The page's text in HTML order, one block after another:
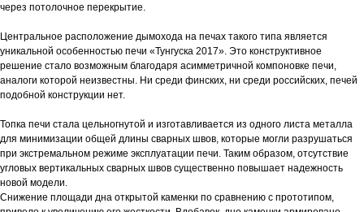
через потолочное перекрытие.
Центральное расположение дымохода на печах такого типа является
уникальной особенностью печи «Тунгуска 2017». Это конструктивное
решение стало возможным благодаря асимметричной компоновке печи,
аналоги которой неизвестны. Ни среди финских, ни среди российских, печей
подобной конструкции нет.
Топка печи стала цельногнутой и изготавливается из одного листа металла
для минимизации общей длины сварных швов, которые могли разрушаться
при экстремальном режиме эксплуатации печи. Таким образом, отсутствие
угловых вертикальных сварных швов существенно повышает надежность
новой модели.
Снижение площади дна открытой каменки по сравнению с прототипом,